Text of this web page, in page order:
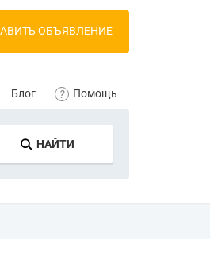
ОБЪЯВЛЕНИЕ
Блог Помощь
НАЙТИ